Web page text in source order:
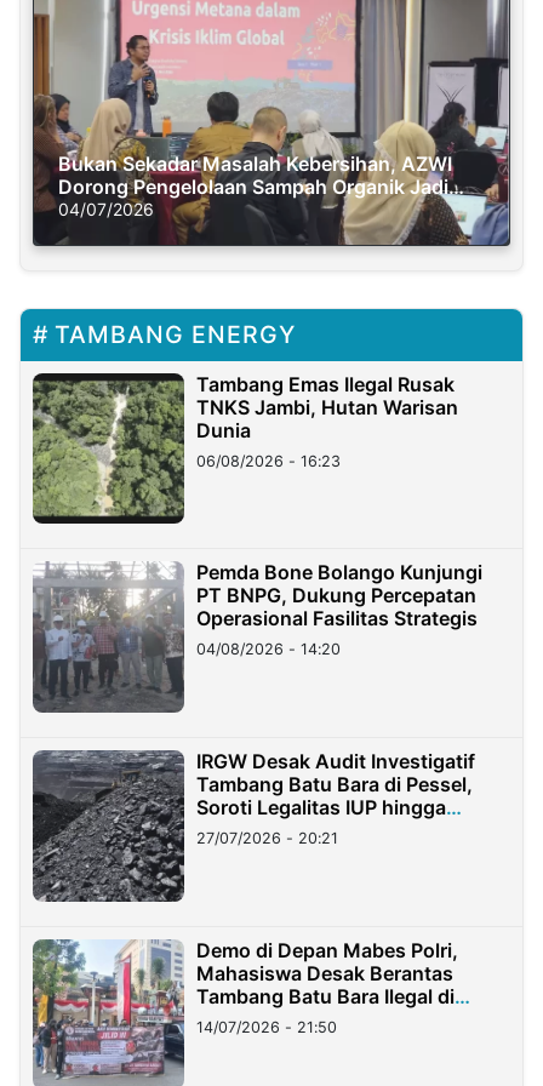
Bukan Sekadar Masalah Kebersihan, AZWI
Dorong Pengelolaan Sampah Organik Jadi
Solusi Krisis Iklim
04/07/2026
TAMBANG ENERGY
Tambang Emas Ilegal Rusak
TNKS Jambi, Hutan Warisan
Dunia
06/08/2026 - 16:23
Pemda Bone Bolango Kunjungi
PT BNPG, Dukung Percepatan
Operasional Fasilitas Strategis
04/08/2026 - 14:20
IRGW Desak Audit Investigatif
Tambang Batu Bara di Pessel,
Soroti Legalitas IUP hingga
Stockpile
27/07/2026 - 20:21
Demo di Depan Mabes Polri,
Mahasiswa Desak Berantas
Tambang Batu Bara Ilegal di
Lampung
14/07/2026 - 21:50